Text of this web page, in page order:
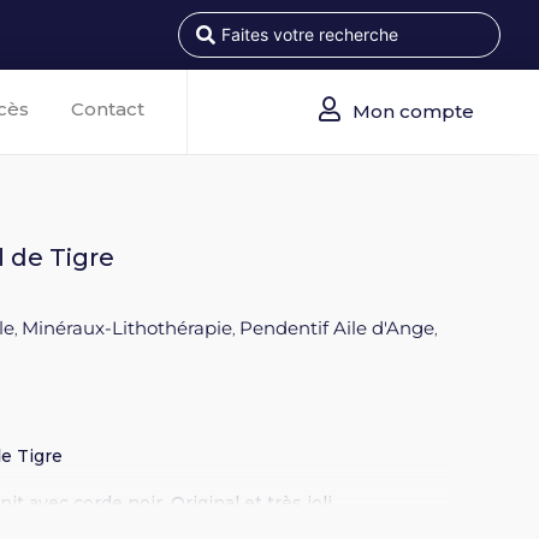
Contact Mon compte
de Tigre
, Minéraux-Lithothérapie, Pendentif Aile d'Ange,
Tigre
avec corde noir. Original et très joli